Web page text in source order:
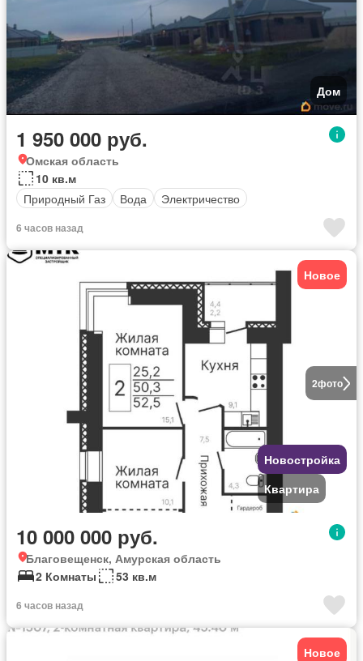
Дом
1 950 000 руб.
Омская область
10 кв.м
Природный Газ
Вода Электричество
6 часов назад
2фото
Новое
Новостройка
Квартира
10 000 000 руб.
Благовещенск, Амурская область
2 Комнаты
53 кв.м
6 часов назад
Новое